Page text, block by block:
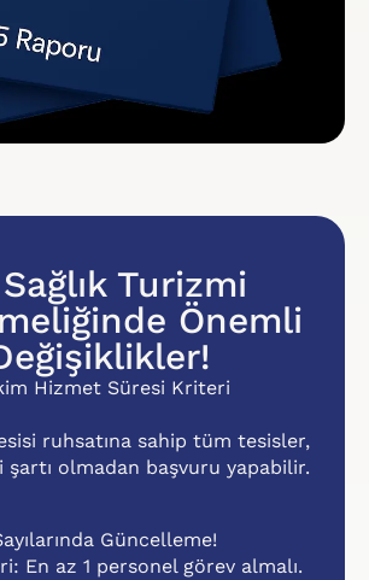
Sağlık Turizmi
Önemli
Hizmet Süresi Kriteri
ruhsatına sahip tüm tesisler,
şartı olmadan başvuru yapabilir.
Güncelleme!
En az 1 personel görev almalı.